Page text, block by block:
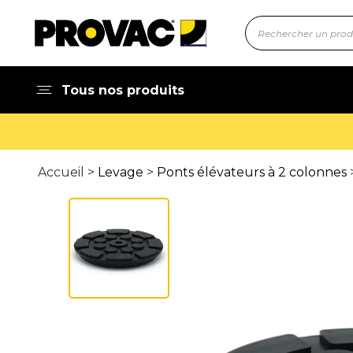
Tous nos produits
Accueil > Levage > Ponts élévateurs à 2 colonnes